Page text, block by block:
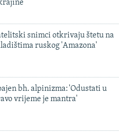
snimci otkrivaju štetu na
ruskog 'Amazona'
bh. alpinizma: 'Odustati u
vrijeme je mantra'